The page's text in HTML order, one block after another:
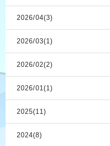
2026/04(3)
2026/03(1)
2026/02(2)
2026/01(1)
2025(11)
2024(8)